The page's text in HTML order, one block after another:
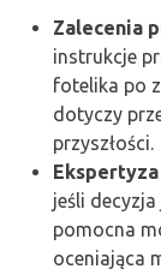
Zalecenia
instrukcje
fotelika po
dotyczy
przyszłości.
jeśli
pomocna
oceniająca